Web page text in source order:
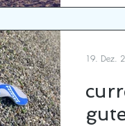
19. Dez.